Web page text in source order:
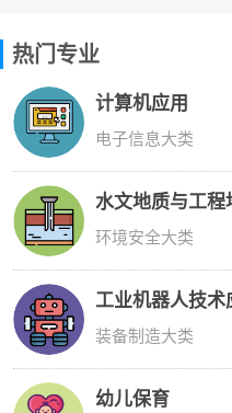
热门专业
计算机应用
电子信息大类
水文地质与工程
环境安全大类
工业机器人技术
装备制造大类
幼儿保育